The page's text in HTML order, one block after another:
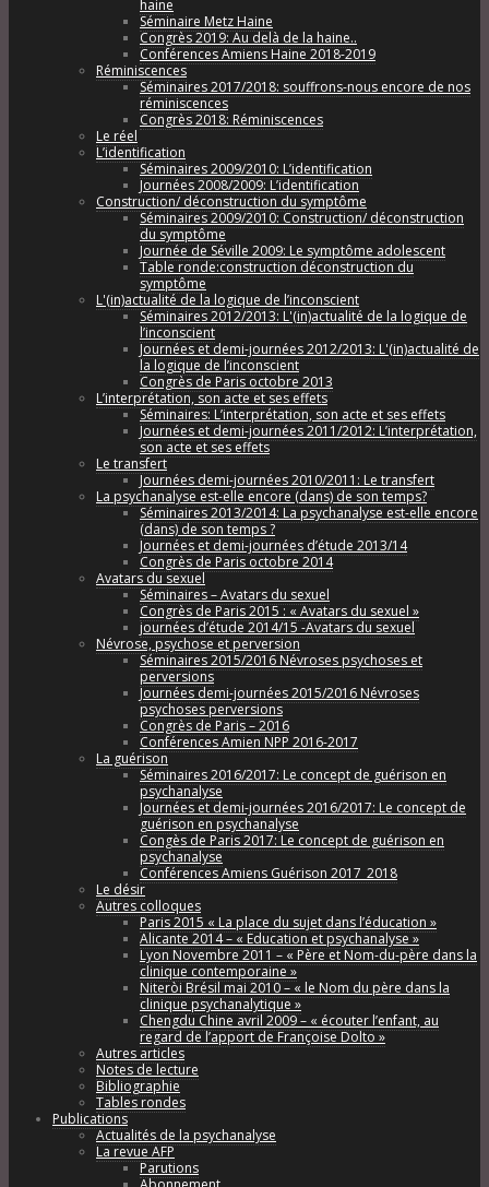
haine
Séminaire Metz Haine
Congrès 2019: Au delà de la haine..
Conférences Amiens Haine 2018-2019
Réminiscences
Séminaires 2017/2018: souffrons-nous encore de nos
réminiscences
Congrès 2018: Réminiscences
Le réel
L’identification
Séminaires 2009/2010: L’identification
Journées 2008/2009: L’identification
Construction/ déconstruction du symptôme
Séminaires 2009/2010: Construction/ déconstruction
du symptôme
Journée de Séville 2009: Le symptôme adolescent
Table ronde:construction déconstruction du
symptôme
L'(in)actualité de la logique de l’inconscient
Séminaires 2012/2013: L'(in)actualité de la logique de
l’inconscient
Journées et demi-journées 2012/2013: L'(in)actualité de
la logique de l’inconscient
Congrès de Paris octobre 2013
L’interprétation, son acte et ses effets
Séminaires: L’interprétation, son acte et ses effets
Journées et demi-journées 2011/2012: L’interprétation,
son acte et ses effets
Le transfert
Journées demi-journées 2010/2011: Le transfert
La psychanalyse est-elle encore (dans) de son temps?
Séminaires 2013/2014: La psychanalyse est-elle encore
(dans) de son temps ?
Journées et demi-journées d’étude 2013/14
Congrès de Paris octobre 2014
Avatars du sexuel
Séminaires – Avatars du sexuel
Congrès de Paris 2015 : « Avatars du sexuel »
journées d’étude 2014/15 -Avatars du sexuel
Névrose, psychose et perversion
Séminaires 2015/2016 Névroses psychoses et
perversions
Journées demi-journées 2015/2016 Névroses
psychoses perversions
Congrès de Paris – 2016
Conférences Amien NPP 2016-2017
La guérison
Séminaires 2016/2017: Le concept de guérison en
psychanalyse
Journées et demi-journées 2016/2017: Le concept de
guérison en psychanalyse
Congès de Paris 2017: Le concept de guérison en
psychanalyse
Conférences Amiens Guérison 2017_2018
Le désir
Autres colloques
Paris 2015 « La place du sujet dans l’éducation »
Alicante 2014 – « Education et psychanalyse »
Lyon Novembre 2011 – « Père et Nom-du-père dans la
clinique contemporaine »
Niteròi Brésil mai 2010 – « le Nom du père dans la
clinique psychanalytique »
Chengdu Chine avril 2009 – « écouter l’enfant, au
regard de l’apport de Françoise Dolto »
Autres articles
Notes de lecture
Bibliographie
Tables rondes
Publications
Actualités de la psychanalyse
La revue AFP
Parutions